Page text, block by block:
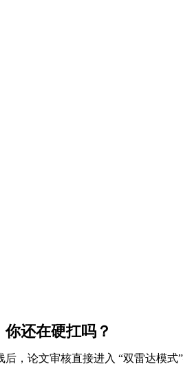
还在硬扛吗？
后，论文审核直接进入 “双雷达模